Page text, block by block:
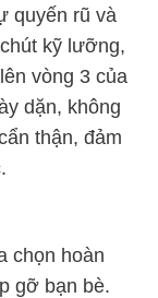
quyến rũ và
kỹ lưỡng,
vòng 3 của
dặn, không
thận, đảm
chọn hoàn
gỡ bạn bè.